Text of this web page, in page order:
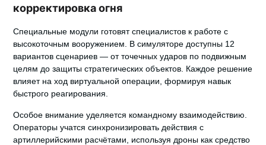
корректировка огня
Специальные модули готовят специалистов к работе с
высокоточным вооружением. В симуляторе доступны 12
вариантов сценариев — от точечных ударов по подвижным
целям до защиты стратегических объектов. Каждое решение
влияет на ход виртуальной операции, формируя навык
быстрого реагирования.
Особое внимание уделяется командному взаимодействию.
Операторы учатся синхронизировать действия с
артиллерийскими расчётами, используя дроны как средство